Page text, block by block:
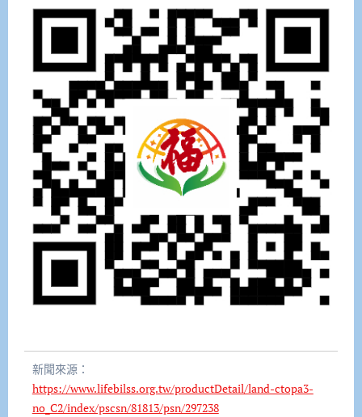
新聞來源：
https://www.lifebilss.org.tw/productDetail/land-ctopa3-
no_C2/index/pscsn/81813/psn/297238